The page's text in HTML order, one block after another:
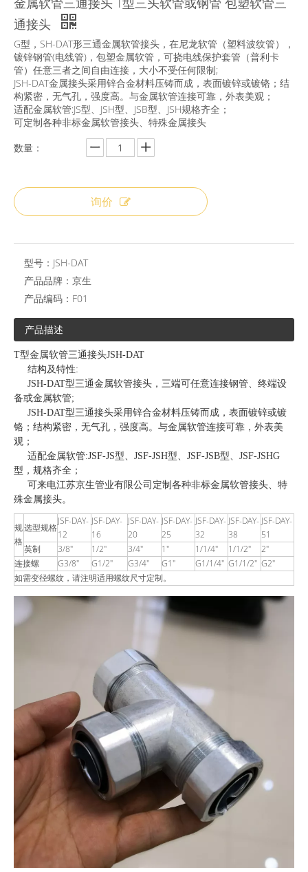
通接头
G型，SH-DAT形三通金属软管接头，在尼龙软管（塑料波纹管），
镀锌钢管(电线管)，包塑金属软管，可挠电线保护套管（普利卡
管）任意三者之间自由连接，大小不受任何限制;
JSH-DAT金属接头采用锌合金材料压铸而成，表面镀锌或镀铬；结
构紧密，无气孔，强度高。与金属软管连接可靠，外表美观；
适配金属软管:JS型、JSH型、JSB型、JSH规格齐全；
可定制各种非标金属软管接头、特殊金属接头
数量：
询价
型号： JSH-DAT
产品品牌： 京生
产品编码： F01
产品描述
T型金属软管三通接头JSH-DAT
结构及特性:
JSH-DAT型三通金属软管接头，三端可任意连接钢管、终端设
备或金属软管;
JSH-DAT型三通接头采用锌合金材料压铸而成，表面镀锌或镀
铬；结构紧密，无气孔，强度高。与金属软管连接可靠，外表美
观；
适配金属软管:JSF-JS型、JSF-JSH型、JSF-JSB型、JSF-JSHG
型，规格齐全；
可来电江苏京生管业有限公司定制各种非标金属软管接头、特
殊金属接头。
规
格
选型规格
JSF-DAY-
12
JSF-DAY-
16
JSF-DAY-
20
JSF-DAY-
25
JSF-DAY-
32
JSF-DAY-
38
JSF-DAY-
51
英制
3/8″ 1/2″ 3/4″ 1″ 1/1/4″ 1/1/2″
2″
连接螺
G3/8″ G1/2″ G3/4″ G1″ G1/1/4″ G1/1/2″ G2″
如需变径螺纹，请注明适用螺纹尺寸定制。